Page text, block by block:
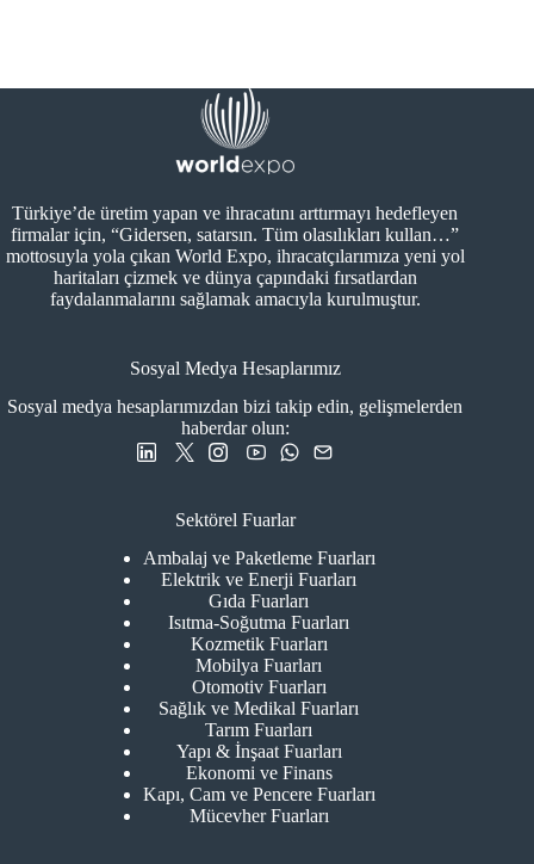
Türkiye’de üretim yapan ve ihracatını arttırmayı hedefleyen
firmalar için, “Gidersen, satarsın. Tüm olasılıkları kullan…”
mottosuyla yola çıkan World Expo, ihracatçılarımıza yeni yol
haritaları çizmek ve dünya çapındaki fırsatlardan
faydalanmalarını sağlamak amacıyla kurulmuştur.
Sosyal Medya Hesaplarımız
Sosyal medya hesaplarımızdan bizi takip edin, gelişmelerden
haberdar olun:
Sektörel Fuarlar
Ambalaj ve Paketleme Fuarları
Elektrik ve Enerji Fuarları
Gıda Fuarları
Isıtma-Soğutma Fuarları
Kozmetik Fuarları
Mobilya Fuarları
Otomotiv Fuarları
Sağlık ve Medikal Fuarları
Tarım Fuarları
Yapı & İnşaat Fuarları
Ekonomi ve Finans
Kapı, Cam ve Pencere Fuarları
Mücevher Fuarları